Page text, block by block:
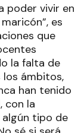
poder vivir en
es
que
la falta de
ámbitos,
han tenido
con la
algún tipo de